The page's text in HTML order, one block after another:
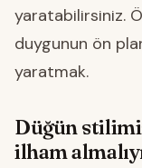
yaratabilirsiniz.
duygunun ön
yaratmak.
Düğün
ilham